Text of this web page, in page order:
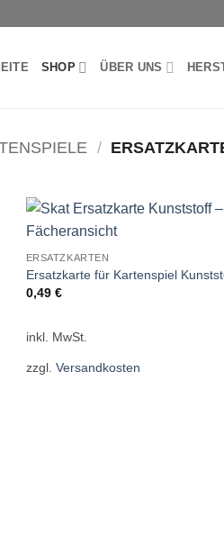
SHOP ÜBER UNS
/
ERSATZKARTEN
Ersatzkarte für Kartenspiel
0,49 €
inkl. MwSt.
zzgl. Versandkosten